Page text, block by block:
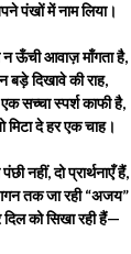
पंखों में नाम लिया।
न ऊँची आवाज़ माँगता है,
बड़े दिखावे की राह,
सच्चा स्पर्श काफी है,
मिटा दे हर एक चाह।
नहीं, दो प्रार्थनाएँ हैं,
तक जा रही “अजय”
दिल को सिखा रही हैं—